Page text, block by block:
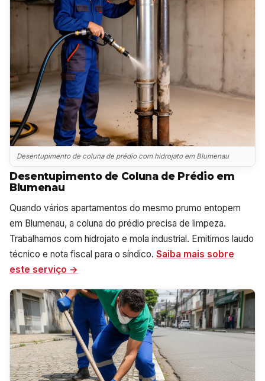
Desentupimento de coluna de prédio com hidrojato em Blumenau
Desentupimento de Coluna de Prédio em
Blumenau
Quando vários apartamentos do mesmo prumo entopem
em Blumenau, a coluna do prédio precisa de limpeza.
Trabalhamos com hidrojato e mola industrial. Emitimos laudo
técnico e nota fiscal para o síndico. Saiba mais sobre
este serviço →